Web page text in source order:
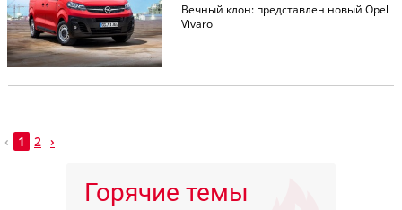
Вечный клон: представлен новый Opel
Vivaro
‹ 1 2 ›
Горячие темы